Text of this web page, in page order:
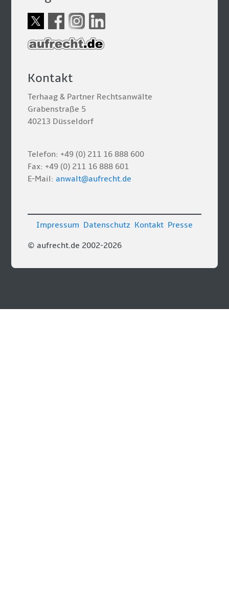
Kontakt
Terhaag & Partner Rechtsanwälte
Grabenstraße 5
40213 Düsseldorf
Telefon: +49 (0) 211 16 888 600
Fax: +49 (0) 211 16 888 601
E-Mail:anwalt@aufrecht.de
© aufrecht.de 2002-2026
Impressum Datenschutz Kontakt Presse